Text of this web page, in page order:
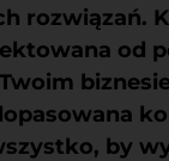
rozwiązań.
od
by